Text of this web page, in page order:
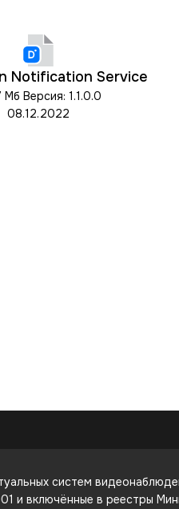
Notification Service
Мб Версия: 1.1.0.0
08.12.2022
систем
и включённые в реестры